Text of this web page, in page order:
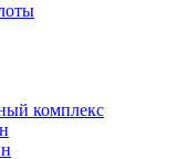
комплекс